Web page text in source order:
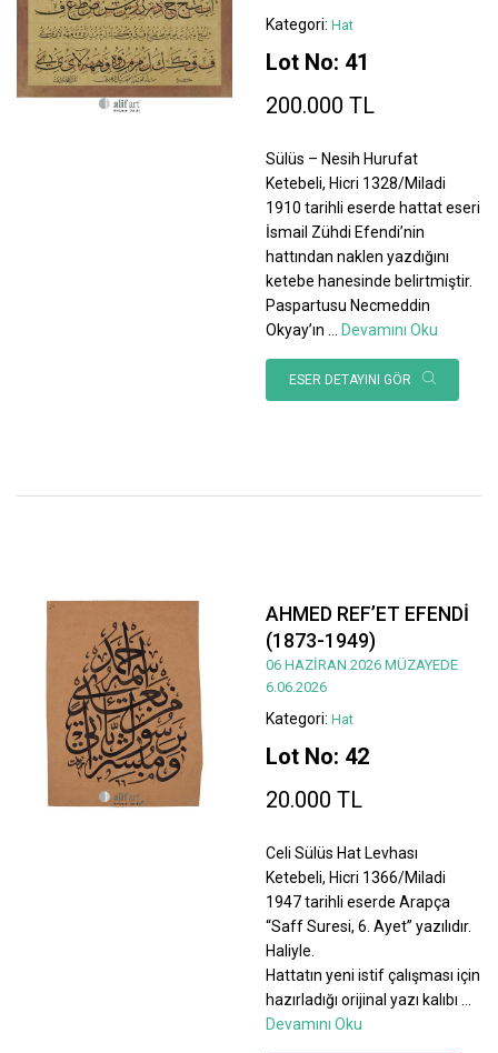
Kategori: Hat
Lot No: 41
200.000 TL
Sülüs – Nesih Hurufat
Ketebeli, Hicri 1328/Miladi
1910 tarihli eserde hattat eseri
İsmail Zühdi Efendi’nin
hattından naklen yazdığını
ketebe hanesinde belirtmiştir.
Paspartusu Necmeddin
Okyay’ın
Devamını Oku
ESER DETAYINI GÖR
AHMED REF’ET EFENDİ
(1873-1949)
06 HAZİRAN 2026 MÜZAYEDE
6.06.2026
Kategori: Hat
Lot No: 42
20.000 TL
Celi Sülüs Hat Levhası
Ketebeli, Hicri 1366/Miladi
1947 tarihli eserde Arapça
“Saff Suresi, 6. Ayet” yazılıdır.
Haliyle.
Hattatın yeni istif çalışması için
hazırladığı orijinal yazı kalıbı
Devamını Oku